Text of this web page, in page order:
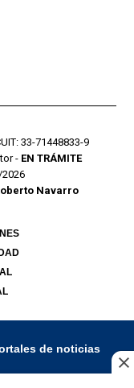
33-71448833-9
- EN TRÁMITE
Navarro
de noticias